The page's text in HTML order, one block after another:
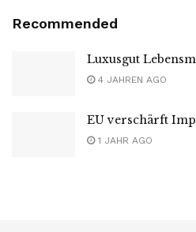
Recommended
Luxusgut
4 JAHREN AGO
EU verschärft
1 JAHR AGO